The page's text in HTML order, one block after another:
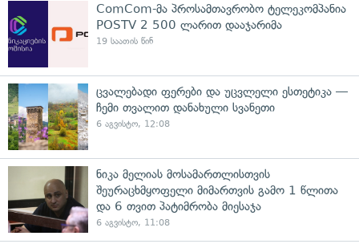
ComCom-მა პროსამთავრობო ტელეკომპანია
POSTV 2 500 ლარით დააჯარიმა
19 საათის წინ
ცვალებადი ფერები და უცვლელი ესთეტიკა —
ჩემი თვალით დანახული სვანეთი
6 აგვისტო, 12:08
ნიკა მელიას მოსამართლისთვის
შეურაცხმყოფელი მიმართვის გამო 1 წლითა
და 6 თვით პატიმრობა მიესაჯა
6 აგვისტო, 11:08